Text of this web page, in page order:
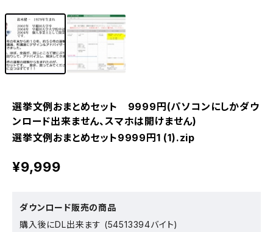
選挙文例おまとめセット 9999円(パソコンにしかダウ
ンロード出来ません、スマホは開けません)
選挙文例おまとめセット9999円1 (1).zip
¥9,999
ダウンロード販売の商品
購入後にDL出来ます (54513394バイト)